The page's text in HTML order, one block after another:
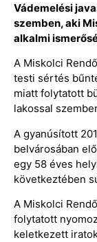
Vádemelési
szemben, aki
alkalmi
A Miskolci
testi sértés
miatt folytatott
lakossal
A gyanúsított
belvárosában
egy 58 éves
következtében
A Miskolci
folytatott
keletkezett